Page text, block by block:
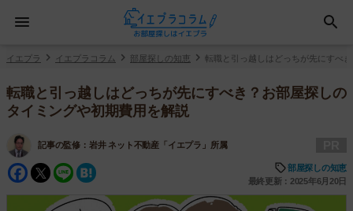
イエプラ イエプラコラム 部屋探しの知恵 転職と引っ越しはどっちが先にすべ
転職と引っ越しはどっちが先にすべき？お部屋探しの
タイミングや初期費用を解説
記事の監修： 岩井 ネット不動産「イエプラ」所属
Facebook
Twitter
Line
部屋探しの知恵
最終更新：2025年6月20日